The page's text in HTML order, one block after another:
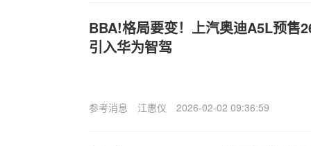
BBA!格局要变！上汽奥迪A5L预售
引入华为智驾
参考消息 江惠仪 2026-02-02 09:36:59